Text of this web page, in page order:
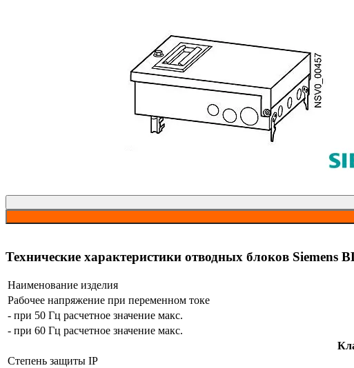
Технические характеристики отводных блоков Siemens
Наименование изделия
Рабочее напряжение при переменном токе
- при 50 Гц расчетное значение макс.
- при 60 Гц расчетное значение макс.
Степень защиты IP